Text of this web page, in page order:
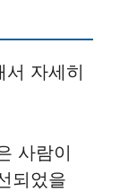
서 자세히
사람이
되었을